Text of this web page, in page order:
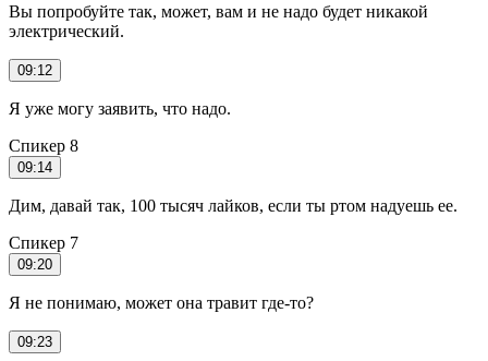
Вы попробуйте так, может, вам и не надо будет никакой
электрический.
09:12
Я уже могу заявить, что надо.
Спикер 8
09:14
Дим, давай так, 100 тысяч лайков, если ты ртом надуешь ее.
Спикер 7
09:20
Я не понимаю, может она травит где-то?
09:23